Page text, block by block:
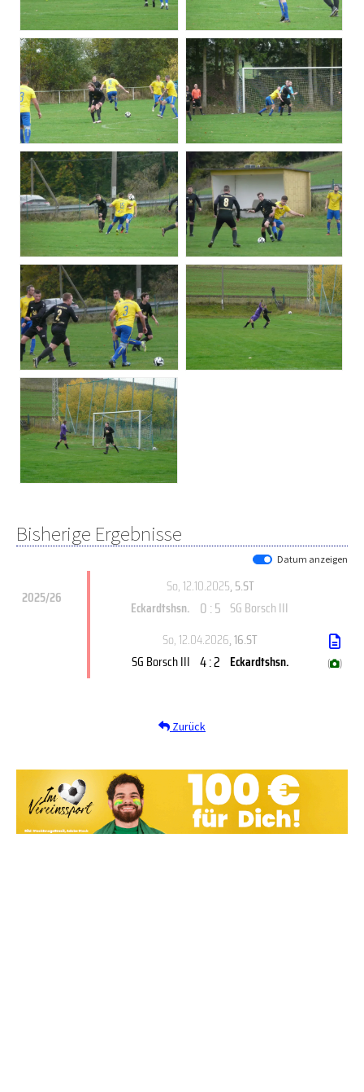
Bisherige Ergebnisse
Datum anzeigen
2025/26
So, 12.10.2025, 5.ST
Eckardtshsn. 0 : 5 SG Borsch III
So, 12.04.2026, 16.ST
SG Borsch III 4 : 2 Eckardtshsn. ( )
Zurück